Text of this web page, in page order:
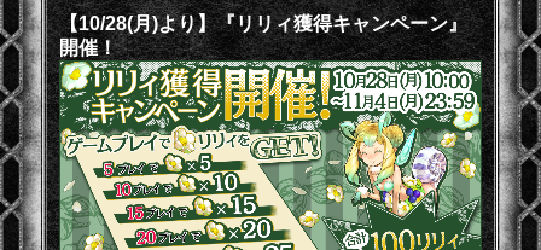
【10/28(月)より】『リリィ獲得キャンペーン』
開催！